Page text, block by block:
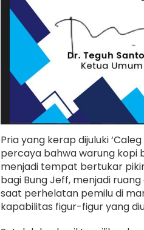
Pria yang kerap dijuluki
percaya bahwa warung kopi
menjadi tempat bertukar
bagi Bung Jeff, menjadi
saat perhelatan pemilu di
kapabilitas figur-figur yang